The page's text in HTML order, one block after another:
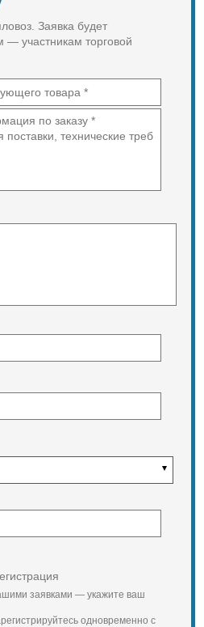
Заявка будет
— участникам торговой
заявками — укажите ваш
одновременно с